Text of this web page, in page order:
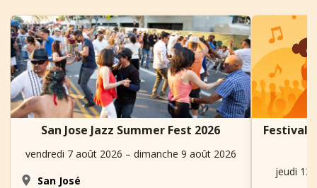
San Jose Jazz Summer Fest 2026
vendredi 7 août 2026 – dimanche 9 août 2026
San José
Festival
jeudi 13